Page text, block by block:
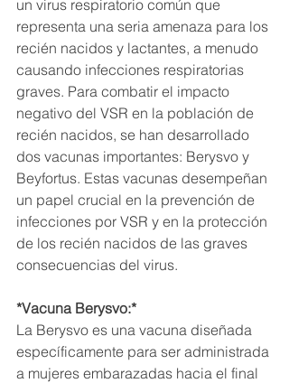
un virus respiratorio común que
representa una seria amenaza para los
recién nacidos y lactantes, a menudo
causando infecciones respiratorias
graves. Para combatir el impacto
negativo del VSR en la población de
recién nacidos, se han desarrollado
dos vacunas importantes: Berysvo y
Beyfortus. Estas vacunas desempeñan
un papel crucial en la prevención de
infecciones por VSR y en la protección
de los recién nacidos de las graves
consecuencias del virus.
*Vacuna Berysvo:*
La Berysvo es una vacuna diseñada
específicamente para ser administrada
a mujeres embarazadas hacia el final